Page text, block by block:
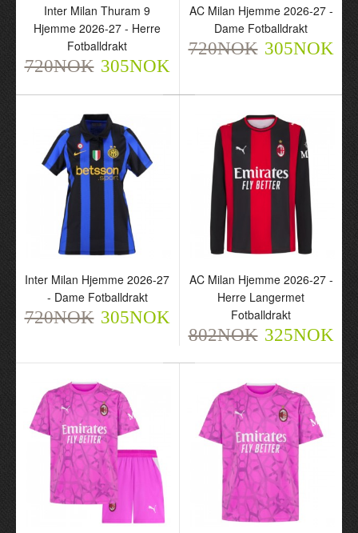
Draktsett
720NOK 305NOK
Inter Milan Lautaro 10
Hjemme 2026-27 - Herre
Fotballdrakt
Inter Milan Thuram 9
Hjemme 2026-27 - Barn
Draktsett
720NOK 305NOK
Inter Milan Thuram 9
Hjemme 2026-27 - Herre
Fotballdrakt
720NOK 305NOK
AC Milan Hjemme 2026-27 -
Dame Fotballdrakt
720NOK 305NOK
Inter Milan Hjemme 2026-27
- Dame Fotballdrakt
720NOK 305NOK
AC Milan Hjemme 2026-27 -
Herre Langermet
Fotballdrakt
802NOK 325NOK